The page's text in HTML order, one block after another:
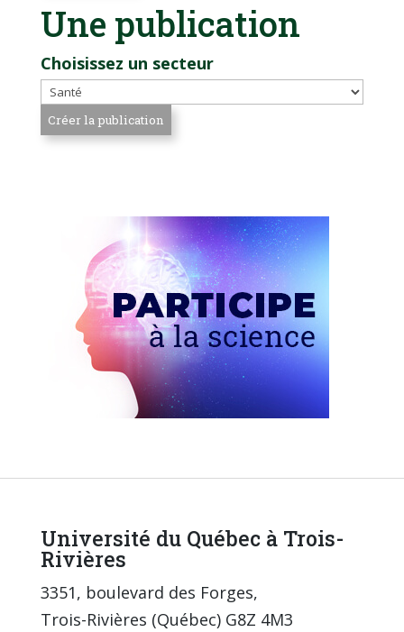
Une publication
Choisissez un secteur
Université du Québec à Trois-
Rivières
3351, boulevard des Forges,
Trois-Rivières (Québec) G8Z 4M3